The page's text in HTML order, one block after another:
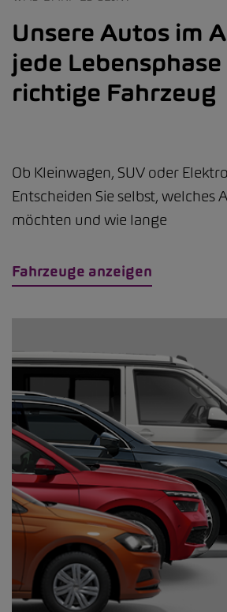
Unsere Autos im
jede Lebensphase
richtige Fahrzeug
Fahrzeuge anzeigen
Ob Kleinwagen, SUV oder
Entscheiden Sie selbst, welches
möchten und wie lange